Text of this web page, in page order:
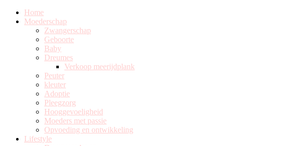
Home
Moederschap
Zwangerschap
Geboorte
Baby
Dreumes
Verkoop meerijdplank
Peuter
kleuter
Adoptie
Pleegzorg
Hooggevoeligheid
Moeders met passie
Opvoeding en ontwikkeling
Lifestyle